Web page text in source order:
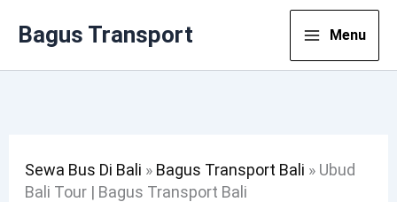
Bagus Transport Menu
Sewa Bus Di Bali » Bagus Transport Bali » Ubud
Bali Tour | Bagus Transport Bali